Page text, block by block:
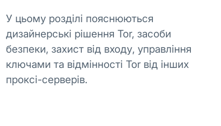
У цьому розділі пояснюються
дизайнерські рішення Tor, засоби
безпеки, захист від входу, управління
ключами та відмінності Tor від інших
проксі-серверів.